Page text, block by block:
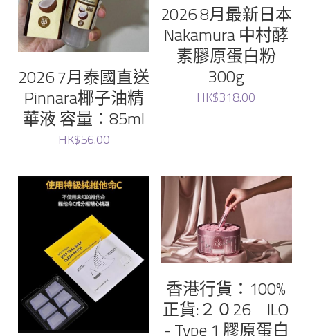
2026 7月泰國直送
Pinnara椰子油精
華液 容量：85ml
HK$56.00
2026 8月最新日本
Nakamura 中村酵
素膠原蛋白粉
300g
HK$318.00
香港行貨：100%
正貨:２０26 ILO
- Type 1 膠原蛋白